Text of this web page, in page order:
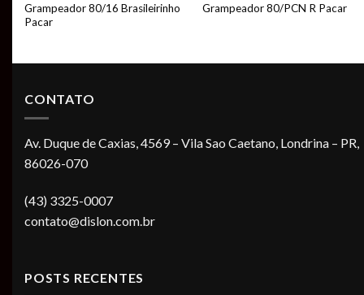
Grampeador 80/16 Brasileirinho
Pacar
Grampeador 80/PCN R Pacar
CONTATO
Av. Duque de Caxias, 4569 – Vila Sao Caetano, Londrina – PR,
86026-070
(43) 3325-0007
contato@dislon.com.br
POSTS RECENTES